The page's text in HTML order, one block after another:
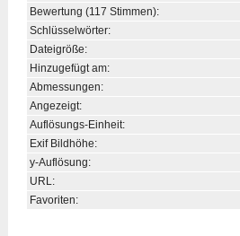
Bewertung (117 Stimmen):
Schlüsselwörter:
Dateigröße:
Hinzugefügt am:
Abmessungen:
Angezeigt:
Auflösungs-Einheit:
Exif Bildhöhe:
y-Auflösung:
URL:
Favoriten: